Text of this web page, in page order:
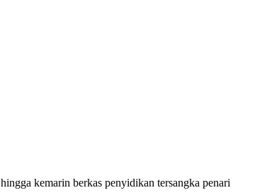
kemarin berkas penyidikan tersangka penari